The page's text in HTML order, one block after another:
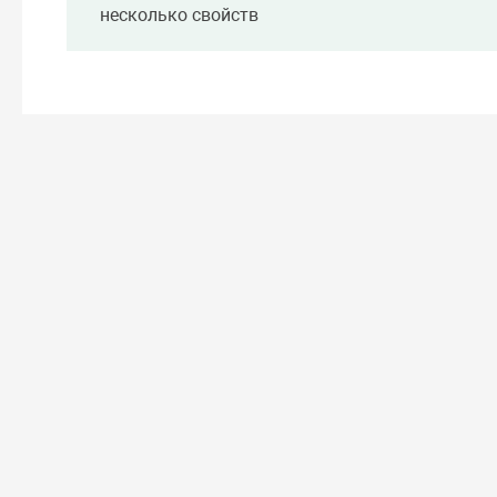
несколько свойств